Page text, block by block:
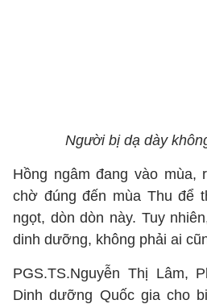
Người bị dạ dày
Hồng ngâm đang vào mùa,
chờ đúng đến mùa Thu để
ngọt, dòn dòn này. Tuy
dinh dưỡng, không phải ai
PGS.TS.Nguyễn Thị Lâm,
Dinh dưỡng Quốc gia cho